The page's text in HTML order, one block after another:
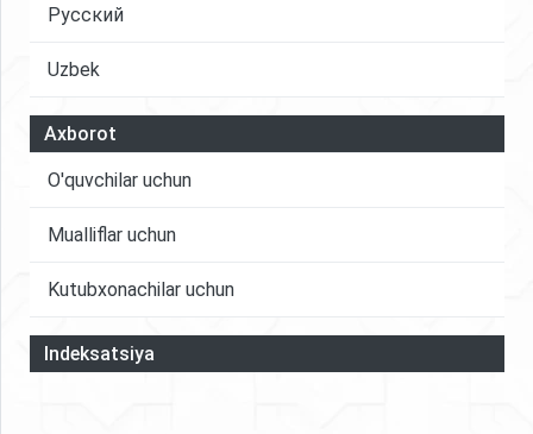
ko'rsatadi. Maqolada xalqaro tajribadan kelib
takomillashtirish, resurslardan samarali
rivojlantirish bo'yicha ilmiy-amaliy xulosalar hamda
Русский
Uzbek
Axborot
O'quvchilar uchun
Mualliflar uchun
Kutubxonachilar uchun
Indeksatsiya